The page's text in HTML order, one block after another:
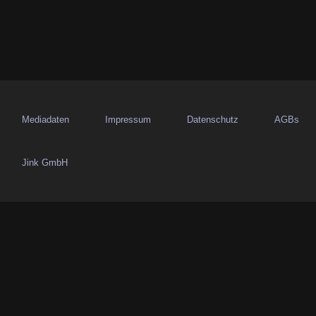
Mediadaten Impressum Datenschutz AGBs
Jink GmbH